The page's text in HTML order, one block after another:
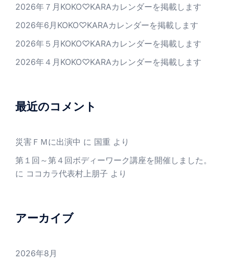
2026年７月KOKO♡KARAカレンダーを掲載します
2026年6月KOKO♡KARAカレンダーを掲載します
2026年５月KOKO♡KARAカレンダーを掲載します
2026年４月KOKO♡KARAカレンダーを掲載します
最近のコメント
災害ＦＭに出演中 に 国重 より
第１回～第４回ボディーワーク講座を開催しました。
に ココカラ代表村上朋子 より
アーカイブ
2026年8月